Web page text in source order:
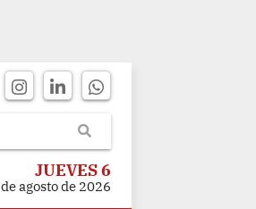
JUEVES 6
de agosto de 2026